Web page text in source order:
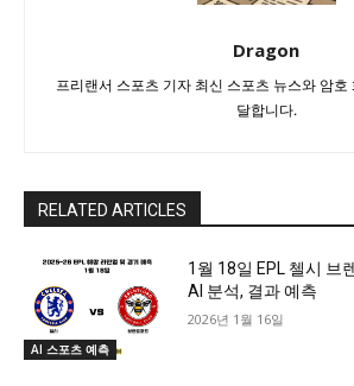
Dragon
프리랜서 스포츠 기자 최신 스포츠 뉴스와 암호
달합니다.
RELATED ARTICLES
AI 스포츠 예측
1월 18일 EPL 첼시 브
AI 분석, 결과 예측
2026년 1월 16일